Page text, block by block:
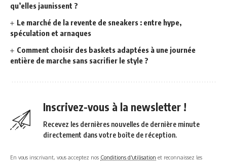
qu’elles jaunissent ?
Le marché de la revente de sneakers : entre hype,
spéculation et arnaques
Comment choisir des baskets adaptées à une journée
entière de marche sans sacrifier le style ?
Inscrivez-vous à la newsletter !
Recevez les dernières nouvelles de dernière minute
directement dans votre boîte de réception.
En vous inscrivant, vous acceptez nos Conditions d'utilisation et reconnaissez les